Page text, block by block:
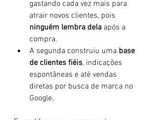
gastando cada vez mais para
atrair novos clientes, pois
ninguém lembra dela após a
compra.
A segunda construiu uma base
de clientes fiéis, indicações
espontâneas e até vendas
diretas por busca de marca no
Google.